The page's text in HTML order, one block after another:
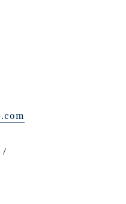
/